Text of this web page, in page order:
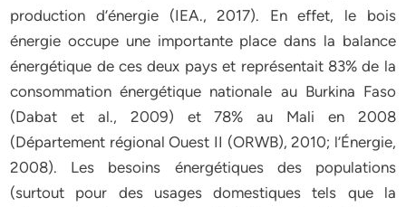
production d’énergie (IEA., 2017). En effet, le bois
énergie occupe une importante place dans la balance
énergétique de ces deux pays et représentait 83% de la
consommation énergétique nationale au Burkina Faso
(Dabat et al., 2009) et 78% au Mali en 2008
(Département régional Ouest II (ORWB), 2010; l’Énergie,
2008). Les besoins énergétiques des populations
(surtout pour des usages domestiques tels que la